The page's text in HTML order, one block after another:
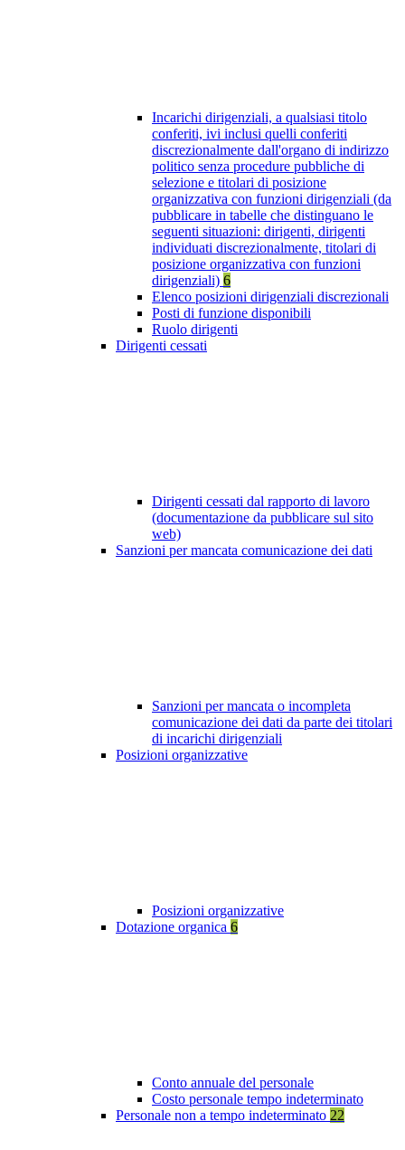
Incarichi dirigenziali, a qualsiasi titolo
conferiti, ivi inclusi quelli conferiti
discrezionalmente dall'organo di indirizzo
politico senza procedure pubbliche di
selezione e titolari di posizione
organizzativa con funzioni dirigenziali (da
pubblicare in tabelle che distinguano le
seguenti situazioni: dirigenti, dirigenti
individuati discrezionalmente, titolari di
posizione organizzativa con funzioni
dirigenziali) 6
Elenco posizioni dirigenziali discrezionali
Posti di funzione disponibili
Ruolo dirigenti
Dirigenti cessati
Dirigenti cessati dal rapporto di lavoro
(documentazione da pubblicare sul sito
web)
Sanzioni per mancata comunicazione dei dati
Sanzioni per mancata o incompleta
comunicazione dei dati da parte dei titolari
di incarichi dirigenziali
Posizioni organizzative
Posizioni organizzative
Dotazione organica 6
Conto annuale del personale
Costo personale tempo indeterminato
Personale non a tempo indeterminato 22